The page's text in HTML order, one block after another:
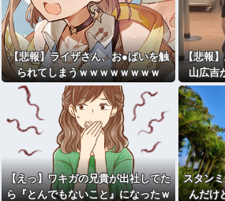
【悲報】ライザさん、お●ぱいを触
られてしまうｗｗｗｗｗｗｗｗ
【悲報
山広吉
【えっ】ワキガの兄貴が出社してた
ら『とんでもないこと』になったｗ
スタン
んだけ